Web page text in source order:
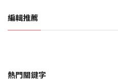
編輯推薦
熱門關鍵字